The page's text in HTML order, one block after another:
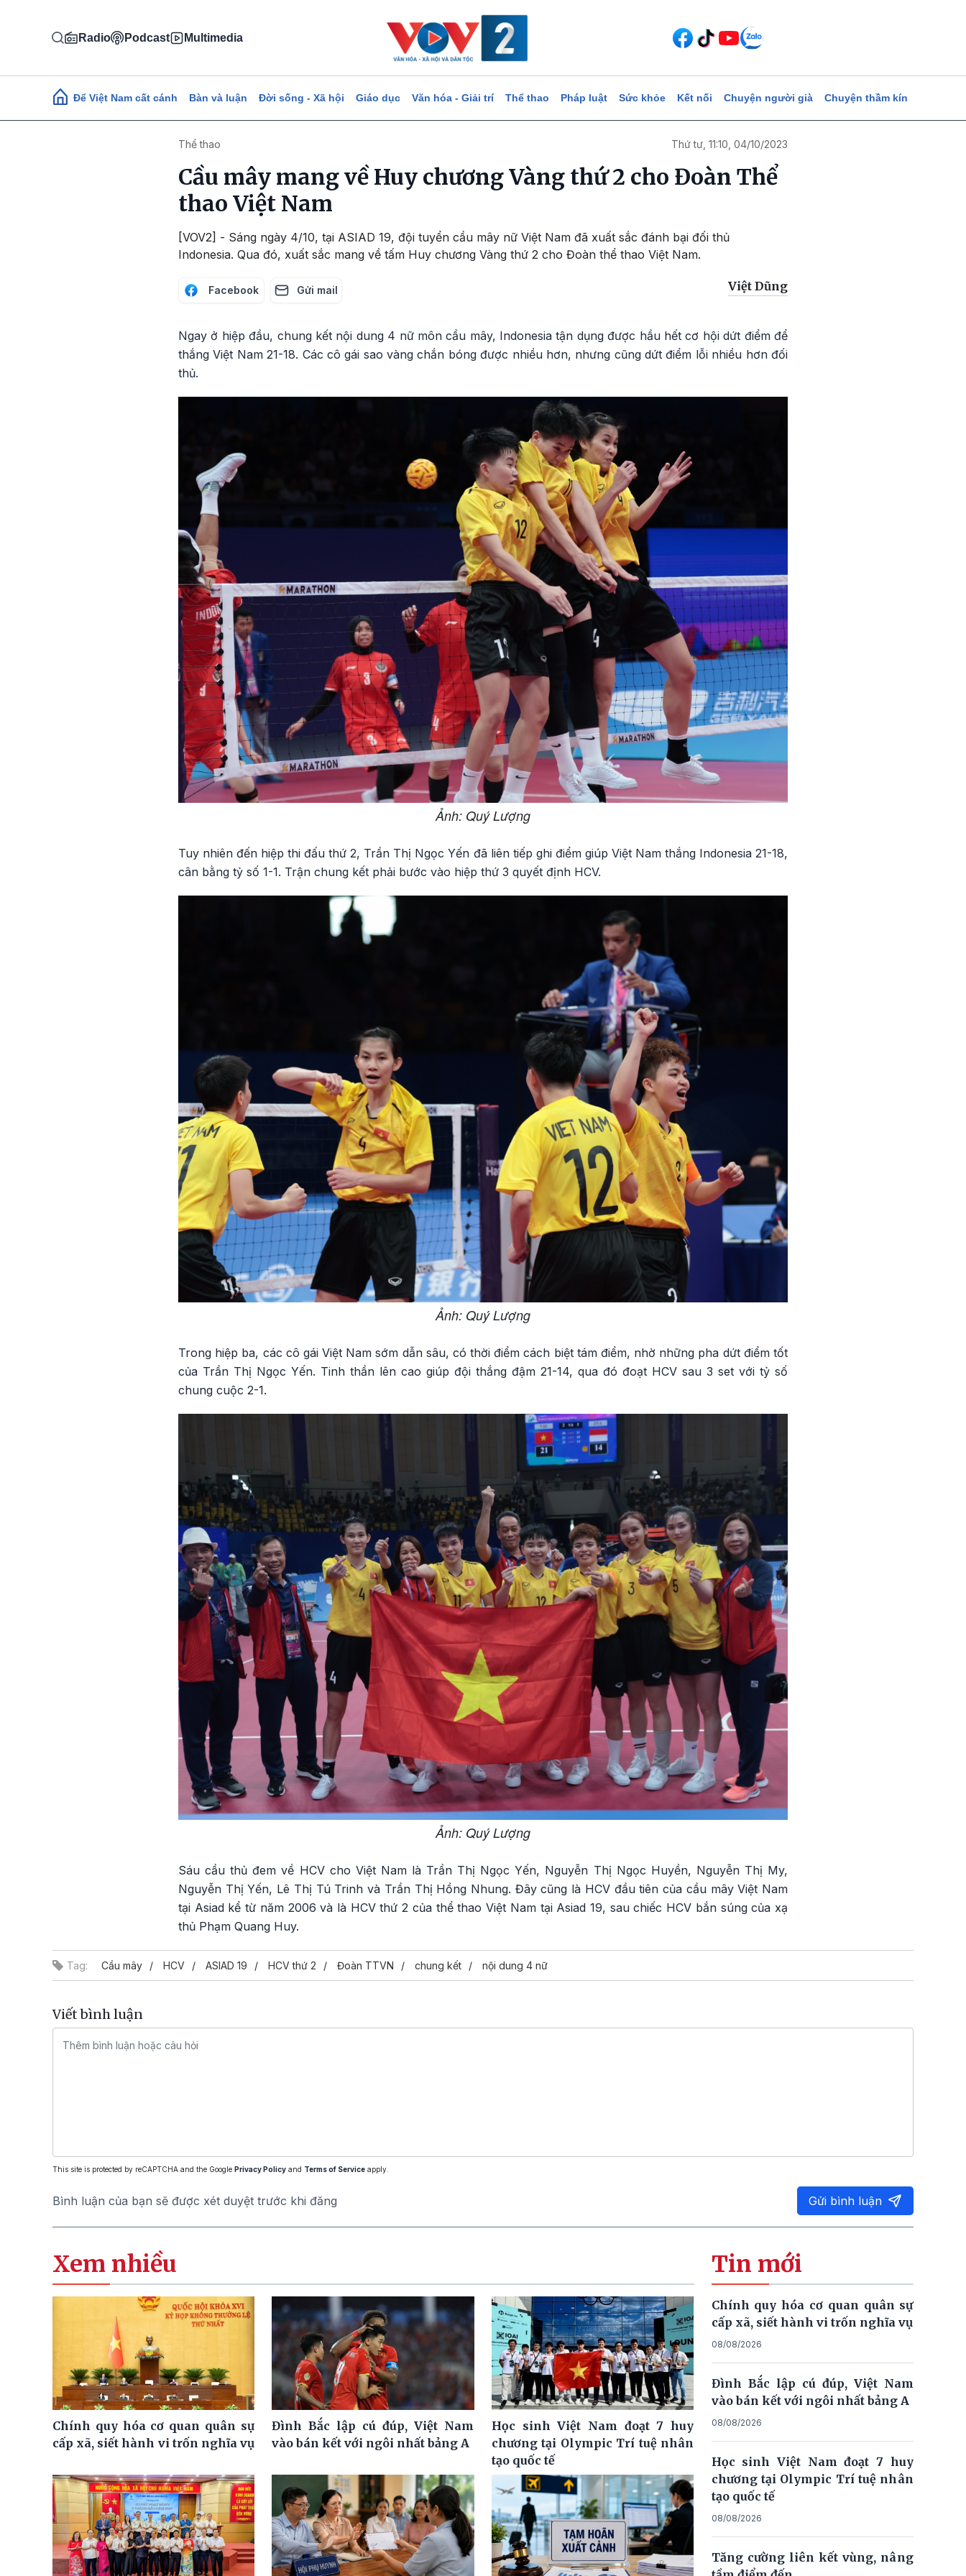
Radio Podcast Multimedia
Main navigation
Để Việt Nam cất cánh Bàn và luận Đời sống - Xã hội Giáo dục Văn hóa - Giải trí Thể thao Pháp luật Sức khỏe Kết nối Chuyện người già Chuyện thầm kín
Thể thao Thứ tư, 11:10, 04/10/2023
Cầu mây mang về Huy chương Vàng thứ 2 cho Đoàn Thể
thao Việt Nam
[VOV2] - Sáng ngày 4/10, tại ASIAD 19, đội tuyển cầu mây nữ Việt Nam đã xuất sắc đánh bại đối thủ
Indonesia. Qua đó, xuất sắc mang về tấm Huy chương Vàng thứ 2 cho Đoàn thể thao Việt Nam.
Facebook Gửi mail Việt Dũng
Ngay ở hiệp đầu, chung kết nội dung 4 nữ môn cầu mây, Indonesia tận dụng được hầu hết cơ hội dứt điểm để
thắng Việt Nam 21-18. Các cô gái sao vàng chắn bóng được nhiều hơn, nhưng cũng dứt điểm lỗi nhiều hơn đối
thủ.
Ảnh: Quý Lượng
Tuy nhiên đến hiệp thi đấu thứ 2, Trần Thị Ngọc Yến đã liên tiếp ghi điểm giúp Việt Nam thắng Indonesia 21-18,
cân bằng tỷ số 1-1. Trận chung kết phải bước vào hiệp thứ 3 quyết định HCV.
Ảnh: Quý Lượng
Trong hiệp ba, các cô gái Việt Nam sớm dẫn sâu, có thời điểm cách biệt tám điểm, nhờ những pha dứt điểm tốt
của Trần Thị Ngọc Yến. Tinh thần lên cao giúp đội thắng đậm 21-14, qua đó đoạt HCV sau 3 set với tỷ số
chung cuộc 2-1.
Ảnh: Quý Lượng
Sáu cầu thủ đem về HCV cho Việt Nam là Trần Thị Ngọc Yến, Nguyễn Thị Ngọc Huyền, Nguyễn Thị My,
Nguyễn Thị Yến, Lê Thị Tú Trinh và Trần Thị Hồng Nhung. Đây cũng là HCV đầu tiên của cầu mây Việt Nam
tại Asiad kể từ năm 2006 và là HCV thứ 2 của thể thao Việt Nam tại Asiad 19, sau chiếc HCV bắn súng của xạ
thủ Phạm Quang Huy.
Tag: Cầu mây HCV ASIAD 19 HCV thứ 2 Đoàn TTVN chung kết nội dung 4 nữ
Viết bình luận
This site is protected by reCAPTCHA and the Google Privacy Policy and Terms of Service apply.
Bình luận của bạn sẽ được xét duyệt trước khi đăng Gửi bình luận
Xem nhiều
Chính quy hóa cơ quan quân sự
cấp xã, siết hành vi trốn nghĩa vụ
Đình Bắc lập cú đúp, Việt Nam
vào bán kết với ngôi nhất bảng A
Học sinh Việt Nam đoạt 7 huy
chương tại Olympic Trí tuệ nhân
tạo quốc tế
Tin mới
Chính quy hóa cơ quan quân sự
cấp xã, siết hành vi trốn nghĩa vụ
08/08/2026
Đình Bắc lập cú đúp, Việt Nam
vào bán kết với ngôi nhất bảng A
08/08/2026
Học sinh Việt Nam đoạt 7 huy
chương tại Olympic Trí tuệ nhân
tạo quốc tế
08/08/2026
Tăng cường liên kết vùng, nâng